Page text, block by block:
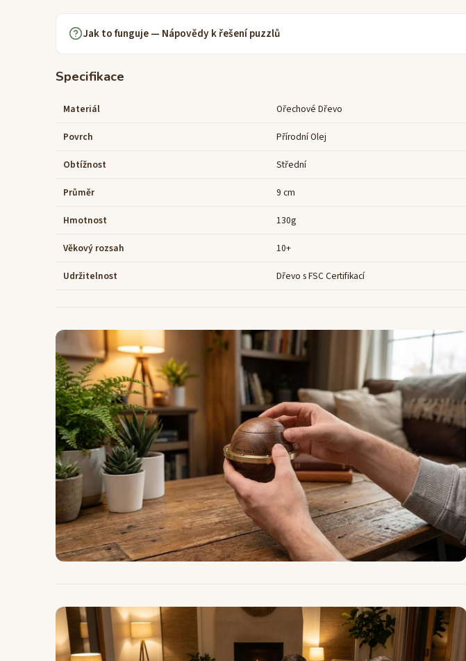
Jak to funguje — Nápovědy k řešení puzzlů
Specifikace
Materiál Ořechové Dřevo
Povrch Přírodní Olej
Obtížnost Střední
Průměr 9 cm
Hmotnost 130g
Věkový rozsah 10+
Udržitelnost Dřevo s FSC Certifikací